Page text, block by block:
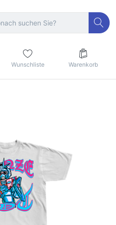
Wunschliste Warenkorb